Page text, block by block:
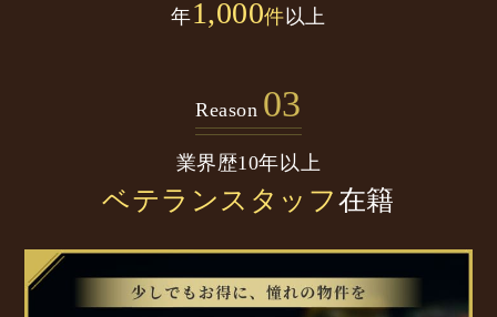
年1,000件以上
Reason 03
業界歴10年以上
ベテランスタッフ在籍